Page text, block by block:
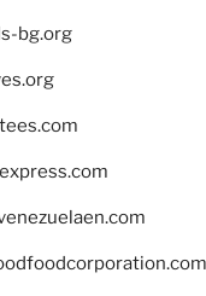
bg.org